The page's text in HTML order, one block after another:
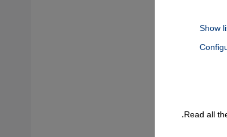
Show
Google Maps Embed, Google Tag Manager,
Read all